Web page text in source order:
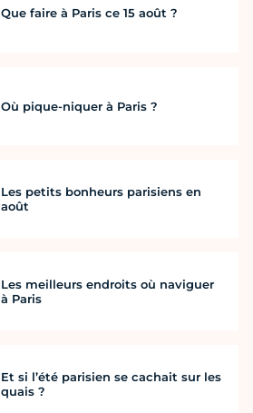
Que faire à Paris ce 15 août ?
Où pique-niquer à Paris ?
Les petits bonheurs parisiens en
août
Les meilleurs endroits où naviguer
à Paris
Et si l’été parisien se cachait sur les
quais ?